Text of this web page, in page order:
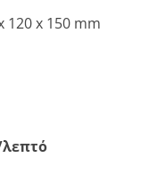
120 x 150 mm